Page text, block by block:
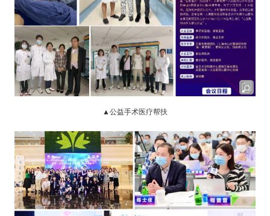
▲公益手术医疗帮扶